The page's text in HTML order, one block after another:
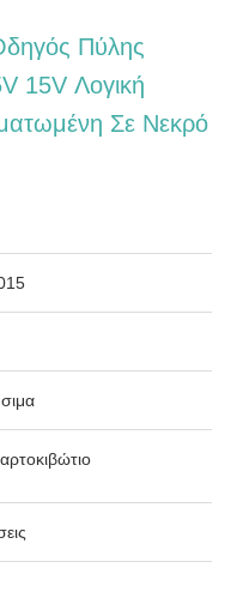
Πύλης
15V Λογική
Σε Νεκρό